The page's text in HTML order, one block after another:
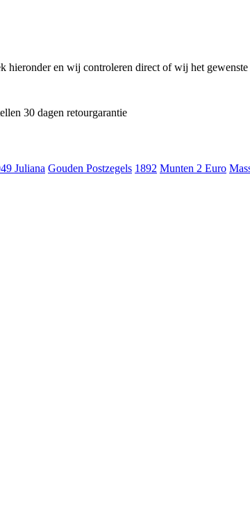
hieronder en wij controleren direct of wij het
30 dagen retourgarantie
Juliana Gouden Postzegels 1892 Munten 2 Euro